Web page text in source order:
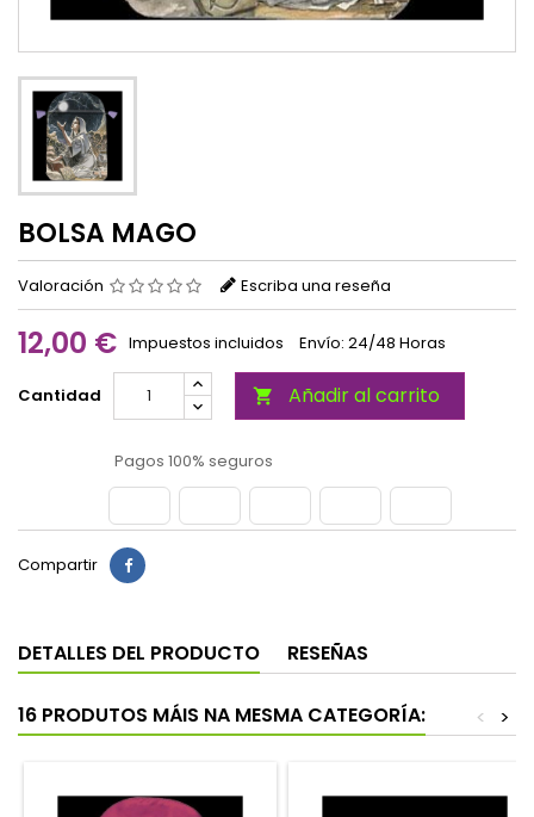
BOLSA MAGO
Valoración Escriba una reseña
12,00 € Impuestos incluidos Envío: 24/48 Horas
Cantidad  Añadir al carrito
Pagos 100% seguros
Compartir
DETALLES DEL PRODUCTO RESEÑAS
16 PRODUTOS MÁIS NA MESMA CATEGORÍA: >
<